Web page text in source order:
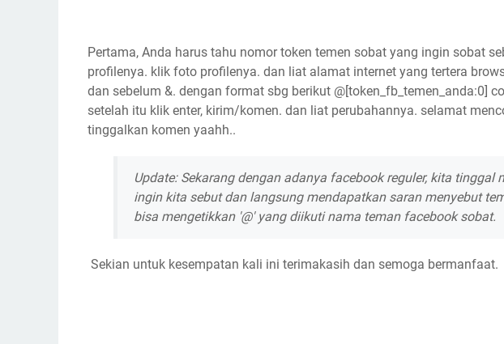
Pertama, Anda harus tahu nomor token temen sobat yang ingin sobat
profilenya. klik foto profilenya. dan liat alamat internet yang tertera
dan sebelum &. dengan format sbg berikut @[token_fb_temen_anda:0]
setelah itu klik enter, kirim/komen. dan liat perubahannya. selamat
tinggalkan komen yaahh..
Update: Sekarang dengan adanya facebook reguler, kita tinggal
ingin kita sebut dan langsung mendapatkan saran menyebut
bisa mengetikkan '@' yang diikuti nama teman facebook sobat.
Sekian untuk kesempatan kali ini terimakasih dan semoga bermanfaat.